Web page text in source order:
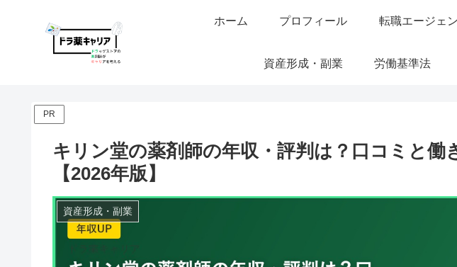
ホーム プロフィール 転職エージェ
資産形成・副業 労働基準法
PR
キリン堂の薬剤師の年収・評判は？口コミと働
【2026年版】
資産形成・副業